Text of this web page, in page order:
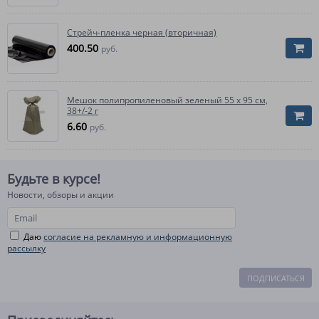
Стрейч-пленка черная (вторичная)
400.50 руб.
Мешок полипропиленовый зеленый 55 x 95 см,
38+/-2 г
6.60 руб.
Будьте в курсе!
Новости, обзоры и акции
Даюсогласие на рекламную и информационную
рассылку
ПОДПИСАТЬСЯ